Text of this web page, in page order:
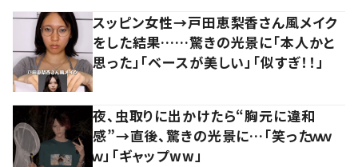
スッピン女性→戸田恵梨香さん風メイク
をした結果……驚きの光景に「本人かと
思った」「ベースが美しい」「似すぎ！！」
夜、虫取りに出かけたら“胸元に違和
感”→直後、驚きの光景に…「笑ったｗｗ
ｗ」「ギャップww」